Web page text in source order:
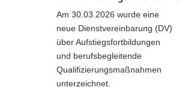
d
i
e
n
s
t
e
n
V
o
g
e
l
Am 30.03.2026 wurde eine
neue Dienstvereinbarung (DV)
über Aufstiegsfortbildungen
und berufsbegleitende
Qualifizierungsmaßnahmen
unterzeichnet.